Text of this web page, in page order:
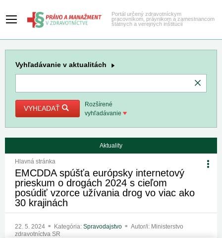
Portál určený zdravotníckym
pracovníkom, právnikom a zamestnancom
štátnych a verejných inštitúcií
Vyhľadávanie v aktualitách
VYHĽADAŤ
Rozšírené
vyhľadávanie
Aktuality
Hlavná stránka
EMCDDA spúšťa európsky internetový
prieskum o drogách 2024 s cieľom
posúdiť vzorce užívania drog vo viac ako
30 krajinách
22. 5. 2024 Kategória: Spravodajstvo
Autor/i: Ministerstvo
zdravotníctva SR